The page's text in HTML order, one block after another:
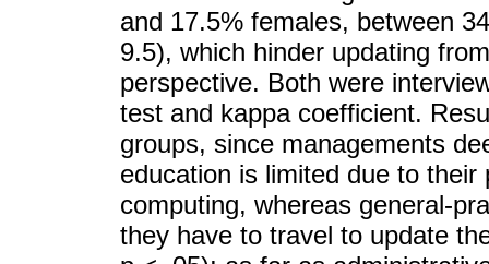
and 17.5% females, between
9.5), which hinder updating
perspective. Both were
test and kappa coefficient.
groups, since managements
education is limited due to
computing, whereas general-
they have to travel to update